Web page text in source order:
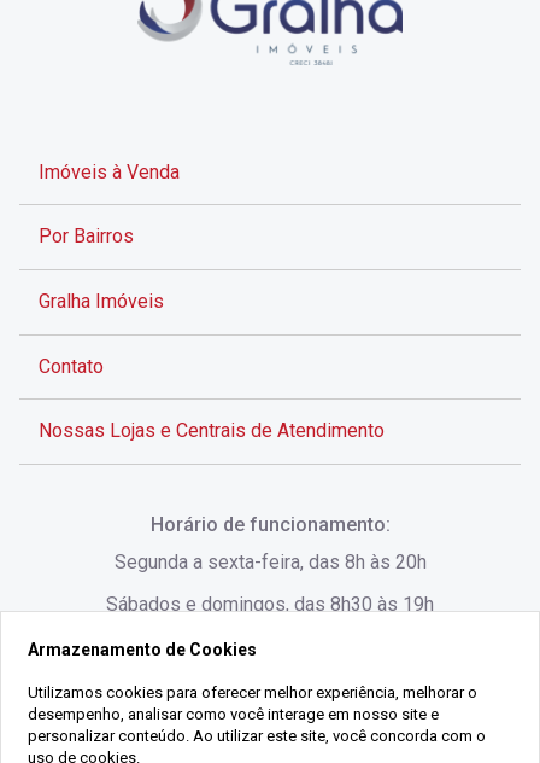
Imóveis à Venda
Por Bairros
Gralha Imóveis
Contato
Nossas Lojas e Centrais de Atendimento
Rua Lauro Linhares, 1080 - Trindade, Florianópolis -
SC
(48) 3220-1045
Horário de funcionamento:
Segunda a sexta-feira, das 8h às 20h
Sábados e domingos, das 8h30 às 19h
Armazenamento de Cookies
Utilizamos cookies para oferecer melhor experiência, melhorar o
desempenho, analisar como você interage em nosso site e
personalizar conteúdo. Ao utilizar este site, você concorda com o
uso de cookies.